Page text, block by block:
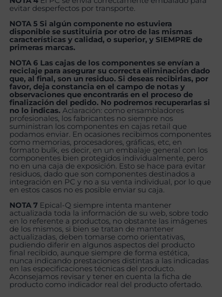
evitar desperfectos por transporte.
NOTA 5 Si algún componente no estuviera
disponible se sustituiría por otro de las mismas
características y calidad, o superior, y SIEMPRE de
primeras marcas.
NOTA 6 Las cajas de los componentes se envían a
reciclaje para asegurar su correcta eliminación dado
que, al final, son un residuo. Si deseas recibirlas, por
favor, deja constancia en el campo de notas y
observaciones que encontrarás en el proceso de
finalización del pedido. No podremos recuperarlas si
no lo indicas. Aclaración: como ensambladores
profesionales, los fabricantes no siempre nos
suministran los componentes en cajas retail que
podamos enviar. En ocasiones recibimos componentes
como memorias, procesadores, gráficas, etc, en
formato bulk, es decir, en un embalaje general con los
componentes bien protegidos individualmente, pero
no en una caja de exposición. Esto se hace para evitar
residuos, dado que son componentes destinados a
integración en PC y no a su venta individual, por lo que
en estos casos no es posible enviar su caja.
NOTA 7 Epical-Q siempre intenta mantener
actualizada toda la información de su web, sobre todo
en lo referente a productos, no obstante las imágenes
de los mismos, si bien se tratan de mantener
actualizadas, deben tomarse como orientativas,
pudiendo diferir en algunos aspectos del producto
final recibido, aunque siempre de forma estética,
nunca indicando prestaciones distintas a las indicadas
en las especificaciones técnicas del producto.
Aconsejamos revisar y tener en cuenta la ficha de
producto como indicador real del producto ofertado.